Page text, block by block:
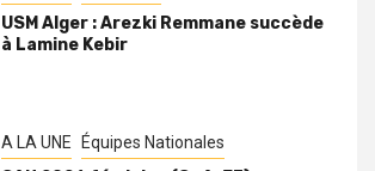
USM Alger : Arezki Remmane succède
à Lamine Kebir
A LA UNE Équipes Nationales